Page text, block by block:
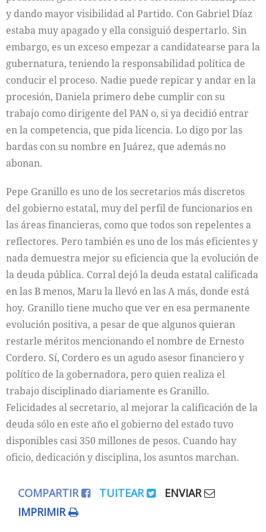
y dando mayor visibilidad al Partido. Con Gabriel Díaz
estaba muy apagado y ella consiguió despertarlo. Sin
embargo, es un exceso empezar a candidatearse para la
gubernatura, teniendo la responsabilidad política de
conducir el proceso. Nadie puede repicar y andar en la
procesión, Daniela primero debe cumplir con su
trabajo como dirigente del PAN o, si ya decidió entrar
en la competencia, que pida licencia. Lo digo por las
bardas con su nombre en Juárez, que además no
abonan.
Pepe Granillo es uno de los secretarios más discretos
del gobierno estatal, muy del perfil de funcionarios en
las áreas financieras, como que todos son repelentes a
reflectores. Pero también es uno de los más eficientes y
nada demuestra mejor su eficiencia que la evolución de
la deuda pública. Corral dejó la deuda estatal calificada
en las B menos, Maru la llevó en las A más, donde está
hoy. Granillo tiene mucho que ver en esa permanente
evolución positiva, a pesar de que algunos quieran
restarle méritos mencionando el nombre de Ernesto
Cordero. Sí, Cordero es un agudo asesor financiero y
político de la gobernadora, pero quien realiza el
trabajo disciplinado diariamente es Granillo.
Felicidades al secretario, al mejorar la calificación de la
deuda sólo en este año el gobierno del estado tuvo
disponibles casi 350 millones de pesos. Cuando hay
oficio, dedicación y disciplina, los asuntos marchan.
COMPARTIR TUITEAR
ENVIAR
IMPRIMIR